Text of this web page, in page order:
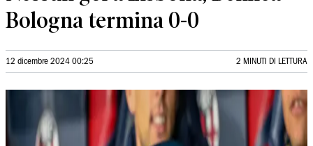
Bologna termina 0-0
12 dicembre 2024 00:25 2 MINUTI DI LETTURA